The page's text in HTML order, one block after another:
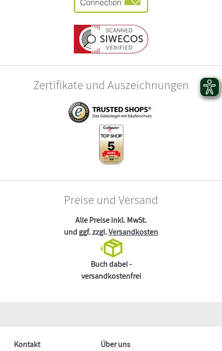
Zertifikate und Auszeichnungen
Preise und Versand
Alle Preise inkl. MwSt.
und ggf. zzgl.Versandkosten
Buch dabei -
versandkostenfrei
Kontakt Über uns